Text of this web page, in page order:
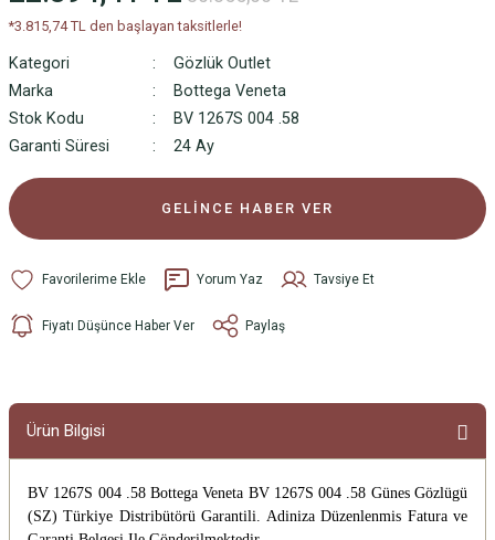
*3.815,74 TL den başlayan taksitlerle!
Kategori
Gözlük Outlet
Marka
Bottega Veneta
Stok Kodu
BV 1267S 004 .58
Garanti Süresi
24 Ay
GELİNCE HABER VER
Yorum Yaz Tavsiye Et
Fiyatı Düşünce Haber Ver Paylaş
Ürün Bilgisi
BV 1267S 004 .58 Bottega Veneta BV 1267S 004 .58 Günes Gözlügü
(SZ)Türkiye Distribütörü Garantili. Adiniza Düzenlenmis Fatura ve